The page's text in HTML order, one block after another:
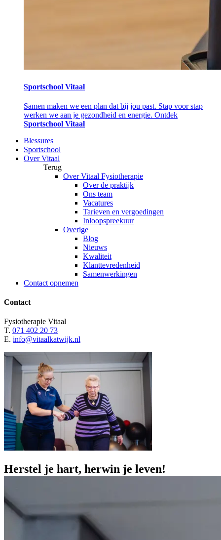
Sportschool Vitaal
Samen maken we een plan dat bij jou past. Stap voor stap
werken we aan je gezondheid en energie. Ontdek
Sportschool Vitaal
Blessures
Sportschool
Over Vitaal
Terug
Over Vitaal Fysiotherapie
Over de praktijk
Ons team
Vacatures
Tarieven en vergoedingen
Inloopspreekuur
Overige
Blog
Nieuws
Kwaliteit
Klanttevredenheid
Samenwerkingen
Contact opnemen
Contact
Fysiotherapie Vitaal
T. 071 402 20 73
E. info@vitaalkatwijk.nl
Herstel je hart, herwin je leven!